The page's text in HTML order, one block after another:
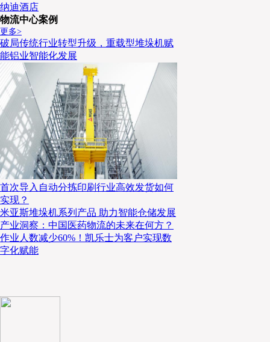
截止目前，瑞仕格是Auto-Store全球排名第一的系
26个国家顺利实施并运行超过270套AutoStore系统项
Peapod数字化研发实验室在费城的微履约中心项
尔海兹（美国）公司继续扩大在本地的电子商务履约
入已有的全渠道供应链环节，同时支持当地品牌发展
纳迪酒店
物流中心案例
更多>
破局传统行业转型升级，重载型堆垛机赋
能铝业智能化发展
首次导入自动分拣印刷行业高效发货如何
实现？
米亚斯堆垛机系列产品 助力智能仓储发展
产业洞察：中国医药物流的未来在何方？
作业人数减少60%！凯乐士为客户实现数
字化赋能